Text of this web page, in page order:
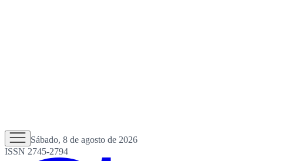
Sábado, 8 de agosto de 2026
ISSN 2745-2794